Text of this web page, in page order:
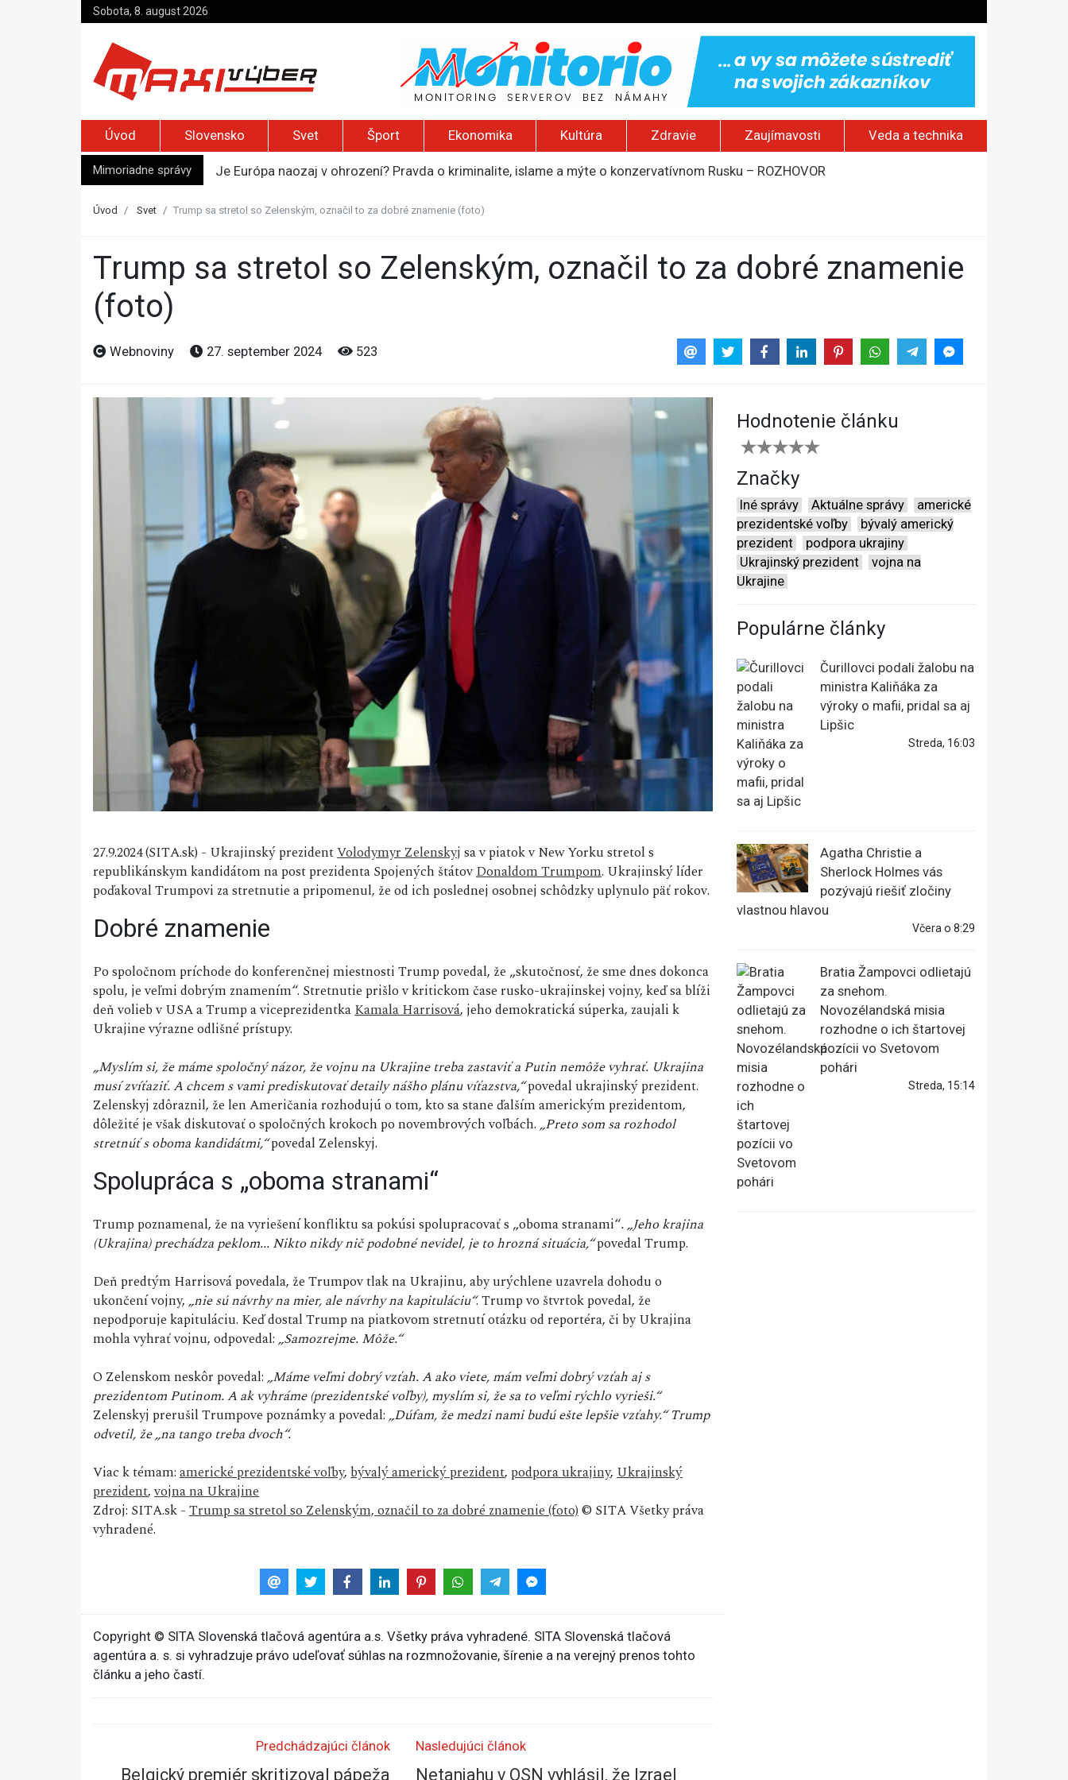
Sobota, 8. august 2026
Úvod Slovensko Svet Šport Ekonomika Kultúra Zdravie Zaujímavosti Veda a technika
Mimoriadne správy
Je Európa naozaj v ohrození? Pravda o kriminalite, islame a mýte o konzervatívnom Rusku – ROZHOVOR
Kyjev žiada EÚ o 220 miliónov eur na pomoc farmárom, ktorých postihla blokáda prístavov
Úvod Svet Trump sa stretol so Zelenským, označil to za dobré znamenie (foto)
Trump sa stretol so Zelenským, označil to za dobré znamenie
(foto)
Webnoviny 27. september 2024 523
27.9.2024 (SITA.sk) - Ukrajinský prezidentVolodymyr Zelenskyjsa v piatok v New Yorku stretol s
republikánskym kandidátom na post prezidenta Spojených štátovDonaldom Trumpom. Ukrajinský líder
poďakoval Trumpovi za stretnutie a pripomenul, že od ich poslednej osobnej schôdzky uplynulo päť rokov.
Dobré znamenie
Po spoločnom príchode do konferenčnej miestnosti Trump povedal, že „skutočnosť, že sme dnes dokonca
spolu, je veľmi dobrým znamením“. Stretnutie prišlo v kritickom čase rusko-ukrajinskej vojny, keď sa blíži
deň volieb v USA a Trump a viceprezidentkaKamala Harrisová, jeho demokratická súperka, zaujali k
Ukrajine výrazne odlišné prístupy.
„Myslím si, že máme spoločný názor, že vojnu na Ukrajine treba zastaviť a Putin nemôže vyhrať. Ukrajina
musí zvíťaziť. A chcem s vami prediskutovať detaily nášho plánu víťazstva,“povedal ukrajinský prezident.
Zelenskyj zdôraznil, že len Američania rozhodujú o tom, kto sa stane ďalším americkým prezidentom,
dôležité je však diskutovať o spoločných krokoch po novembrových voľbách.„Preto som sa rozhodol
stretnúť s oboma kandidátmi,“povedal Zelenskyj.
Spolupráca s „oboma stranami“
Trump poznamenal, že na vyriešení konfliktu sa pokúsi spolupracovať s „oboma stranami“. „Jeho krajina
(Ukrajina) prechádza peklom... Nikto nikdy nič podobné nevidel, je to hrozná situácia,“povedal Trump.
Deň predtým Harrisová povedala, že Trumpov tlak na Ukrajinu, aby urýchlene uzavrela dohodu o
ukončení vojny,„nie sú návrhy na mier, ale návrhy na kapituláciu“. Trump vo štvrtok povedal, že
nepodporuje kapituláciu. Keď dostal Trump na piatkovom stretnutí otázku od reportéra, či by Ukrajina
mohla vyhrať vojnu, odpovedal:„Samozrejme. Môže.“
O Zelenskom neskôr povedal:„Máme veľmi dobrý vzťah. A ako viete, mám veľmi dobrý vzťah aj s
prezidentom Putinom. A ak vyhráme (prezidentské voľby), myslím si, že sa to veľmi rýchlo vyrieši.“
Zelenskyj prerušil Trumpove poznámky a povedal:„Dúfam, že medzi nami budú ešte lepšie vzťahy.“ Trump
odvetil, že „na tango treba dvoch“.
Viac k témam:americké prezidentské voľby,bývalý americký prezident, podpora ukrajiny,Ukrajinský
prezident,vojna na Ukrajine
Zdroj: SITA.sk -Trump sa stretol so Zelenským, označil to za dobré znamenie (foto)© SITA Všetky práva
vyhradené.
Hodnotenie článku
Značky
Iné správy Aktuálne správy
americké
prezidentské voľby
bývalý americký
prezident
podpora ukrajiny
Ukrajinský prezident
vojna na
Ukrajine
Populárne články
Čurillovci podali žalobu na
ministra Kaliňáka za
výroky o mafii, pridal sa aj
Lipšic
Streda, 16:03
Agatha Christie a
Sherlock Holmes vás
pozývajú riešiť zločiny
vlastnou hlavou
Včera o 8:29
Bratia Žampovci odlietajú
za snehom.
Novozélandská misia
rozhodne o ich štartovej
pozícii vo Svetovom
pohári
Streda, 15:14
Copyright © SITA Slovenská tlačová agentúra a.s. Všetky práva vyhradené. SITA Slovenská tlačová
agentúra a. s. si vyhradzuje právo udeľovať súhlas na rozmnožovanie, šírenie a na verejný prenos tohto
článku a jeho častí.
Predchádzajúci článok
Belgický premiér skritizoval pápeža
Nasledujúci článok
Netanjahu v OSN vyhlásil, že Izrael